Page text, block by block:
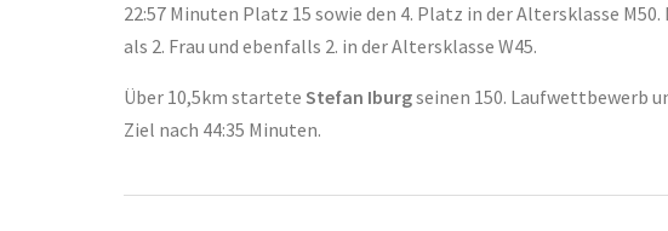
22:57 Minuten Platz 15 sowie den 4. Platz in der Altersklasse
als 2. Frau und ebenfalls 2. in der Altersklasse W45.
Über 10,5km startete Stefan Iburgseinen 150. Laufwettbewerb
Ziel nach 44:35 Minuten.